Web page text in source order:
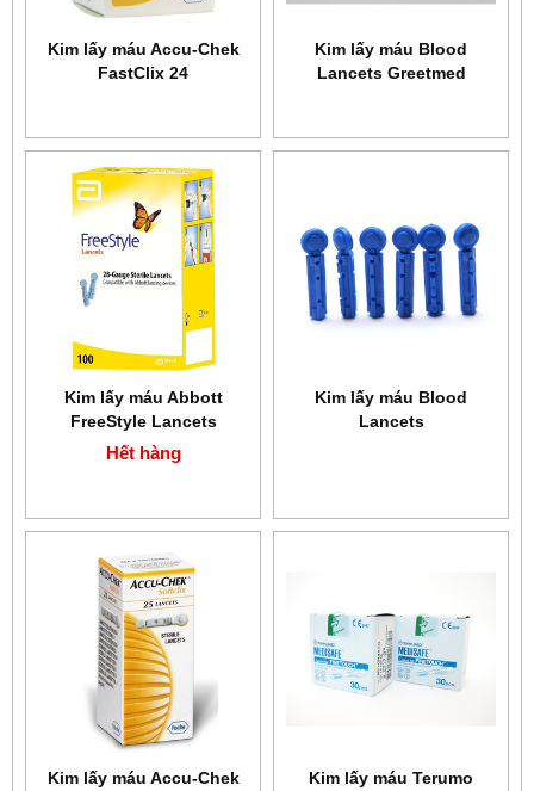
Kim lấy máu Accu-Chek
FastClix 24
Kim lấy máu Blood
Lancets Greetmed
Kim lấy máu Abbott
FreeStyle Lancets
Hết hàng
Kim lấy máu Blood
Lancets
Kim lấy máu Accu-Chek
Kim lấy máu Terumo